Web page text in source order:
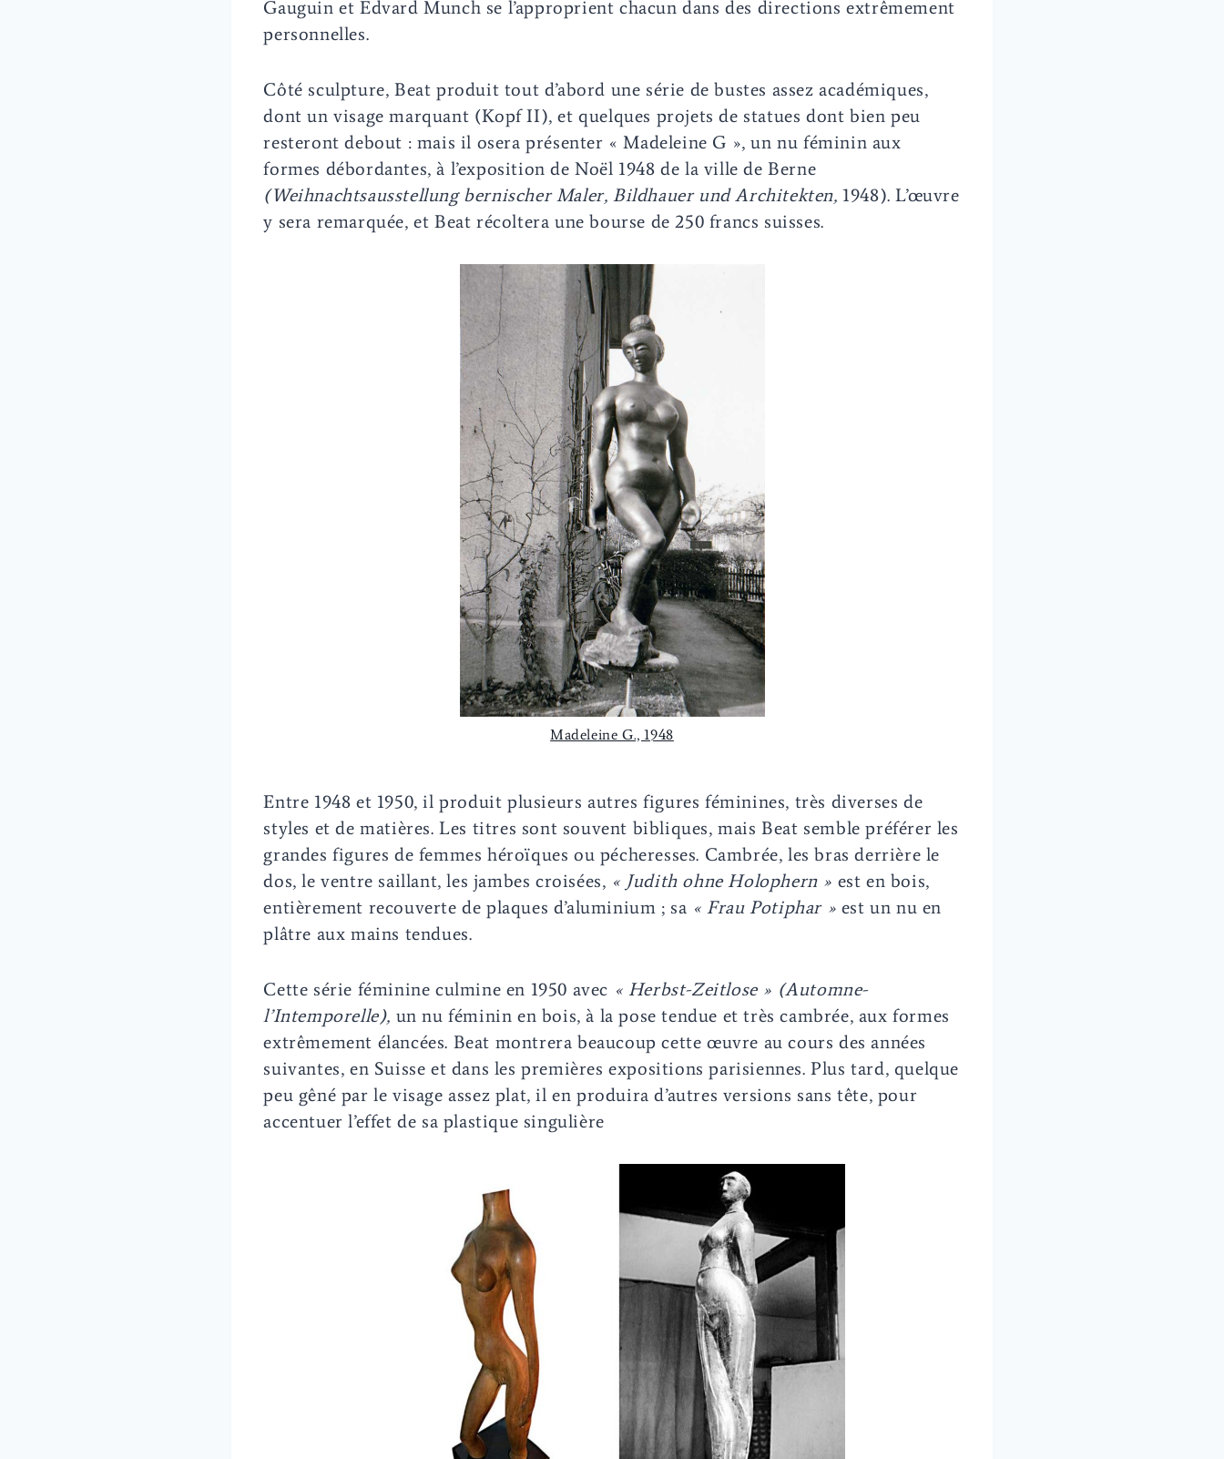
Gauguin et Edvard Munch se l’approprient chacun dans des directions extrêmement
personnelles.
Côté sculpture, Beat produit tout d’abord une série de bustes assez académiques,
dont un visage marquant (Kopf II), et quelques projets de statues dont bien peu
resteront debout : mais il osera présenter « Madeleine G », un nu féminin aux
formes débordantes, à l’exposition de Noël 1948 de la ville de Berne
(Weihnachtsausstellung bernischer Maler, Bildhauer und Architekten, 1948). L’œuvre
y sera remarquée, et Beat récoltera une bourse de 250 francs suisses.
Madeleine G., 1948
Entre 1948 et 1950, il produit plusieurs autres figures féminines, très diverses de
styles et de matières. Les titres sont souvent bibliques, mais Beat semble préférer les
grandes figures de femmes héroïques ou pécheresses. Cambrée, les bras derrière le
dos, le ventre saillant, les jambes croisées, « Judith ohne Holophern » est en bois,
entièrement recouverte de plaques d’aluminium ; sa « Frau Potiphar » est un nu en
plâtre aux mains tendues.
Cette série féminine culmine en 1950 avec « Herbst-Zeitlose » (Automne-
l’Intemporelle), un nu féminin en bois, à la pose tendue et très cambrée, aux formes
extrêmement élancées. Beat montrera beaucoup cette œuvre au cours des années
suivantes, en Suisse et dans les premières expositions parisiennes. Plus tard, quelque
peu gêné par le visage assez plat, il en produira d’autres versions sans tête, pour
accentuer l’effet de sa plastique singulière